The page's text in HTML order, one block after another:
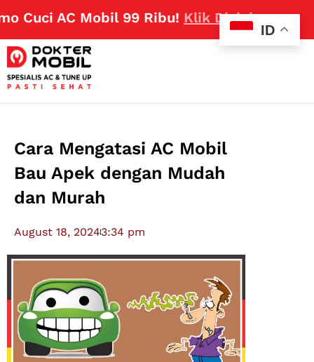
AC Mobil 99 Ribu!Klik Disini
Cara Mengatasi AC Mobil
Bau Apek dengan Mudah
dan Murah
August 18, 20243:34 pm
ID